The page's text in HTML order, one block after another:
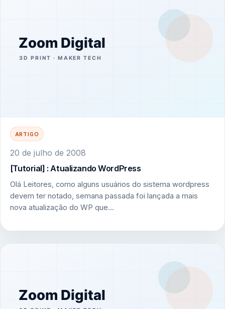
ARTIGO
20 de julho de 2008
[Tutorial] : Atualizando WordPress
Olá Leitores, como alguns usuários do sistema wordpress
devem ter notado, semana passada foi lançada a mais
nova atualização do WP que…